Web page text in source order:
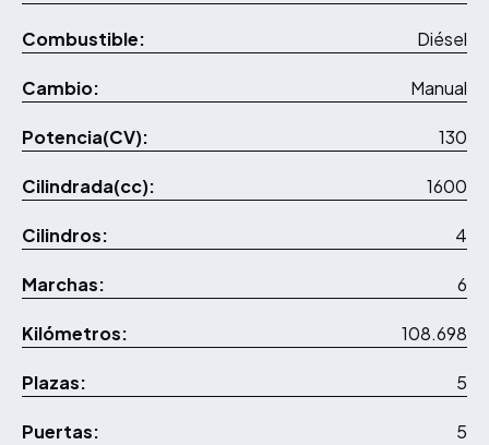
Combustible: Diésel
Cambio: Manual
Potencia(CV): 130
Cilindrada(cc): 1600
Cilindros: 4
Marchas: 6
Kilómetros: 108.698
Plazas: 5
Puertas: 5